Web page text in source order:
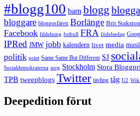
#blogg100 barn blogg
bloggare bloggosfären Borlänge Brit Stakston
Facebook fildelning fotboll FRA födelsedag
IPRed JMW jobb kalendern livet media
politik präst Same Same But Different SJ
Socialdemokraterna sorg Stockholm Stora
TPB tweepblogs Twitter tävling tåg U2
Deepedition förut